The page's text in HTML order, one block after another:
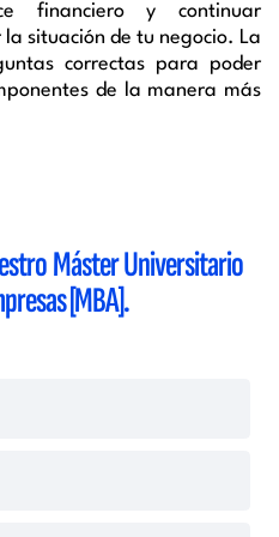
financieroy continuar
situación de tu negocio. La
correctas para poder
de la manera más
Máster Universitario
[MBA].